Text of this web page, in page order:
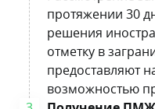
протяжении 30
решения
отметку в
предоставляют
возможностью